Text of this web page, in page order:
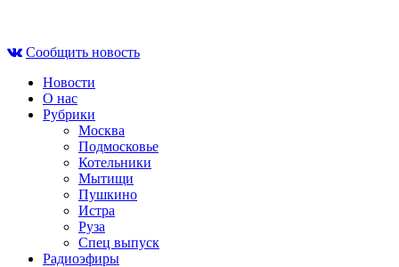
contentСообщить новость
Новости
О нас
Рубрики
Москва
Подмосковье
Котельники
Мытищи
Пушкино
Истра
Руза
Спец выпуск
Радиоэфиры